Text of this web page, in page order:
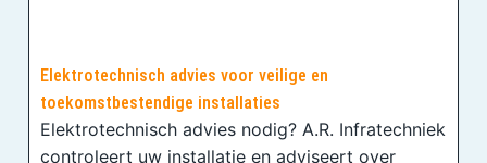
Elektrotechnisch advies voor veilige en
toekomstbestendige installaties
Elektrotechnisch advies nodig? A.R. Infratechniek
controleert uw installatie en adviseert over